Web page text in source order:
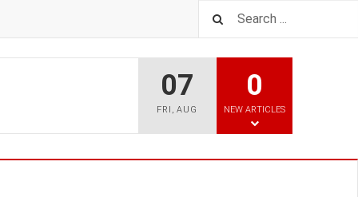
07
FRI ,AUG
0
NEW ARTICLES